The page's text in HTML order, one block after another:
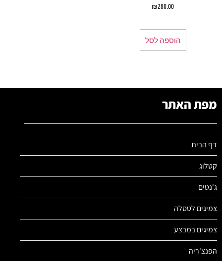
₪280.00
הוספה לסל
מפת האתר
דף הבית
קטלוג
ג'נטים
צמיגים לטסלה
צמיגים במבצע
הפנצ'ריה